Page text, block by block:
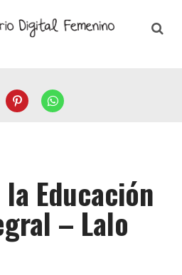
Educación
– Lalo